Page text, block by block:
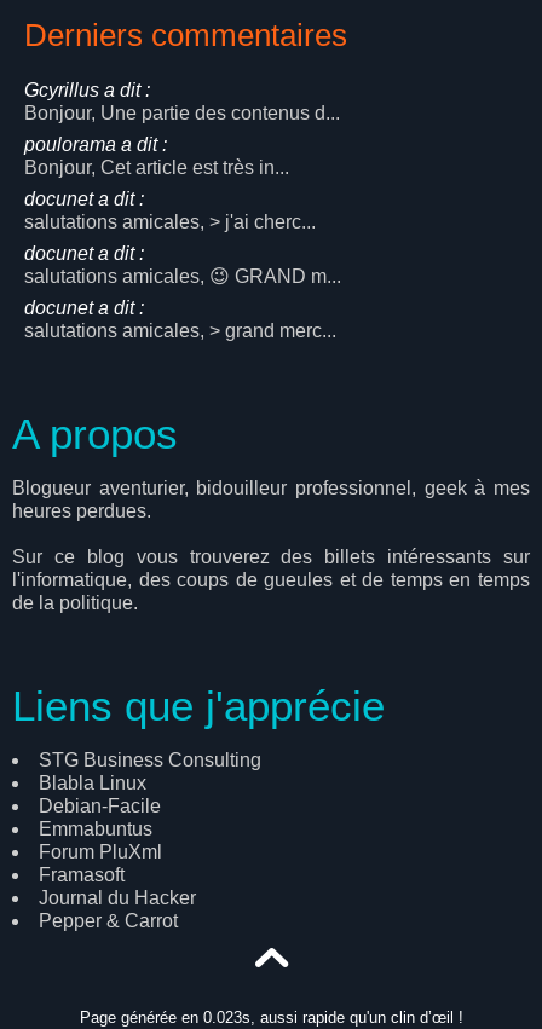
Derniers commentaires
Gcyrillus a dit :
Bonjour, Une partie des contenus d...
poulorama a dit :
Bonjour, Cet article est très in...
docunet a dit :
salutations amicales, > j'ai cherc...
docunet a dit :
salutations amicales, 😉 GRAND m...
docunet a dit :
salutations amicales, > grand merc...
A propos
Blogueur aventurier, bidouilleur professionnel, geek à mes
heures perdues.
Sur ce blog vous trouverez des billets intéressants sur
l'informatique, des coups de gueules et de temps en temps
de la politique.
Liens que j'apprécie
STG Business Consulting
Blabla Linux
Debian-Facile
Emmabuntus
Forum PluXml
Framasoft
Journal du Hacker
Pepper & Carrot
Page générée en 0.023s, aussi rapide qu'un clin d’œil !